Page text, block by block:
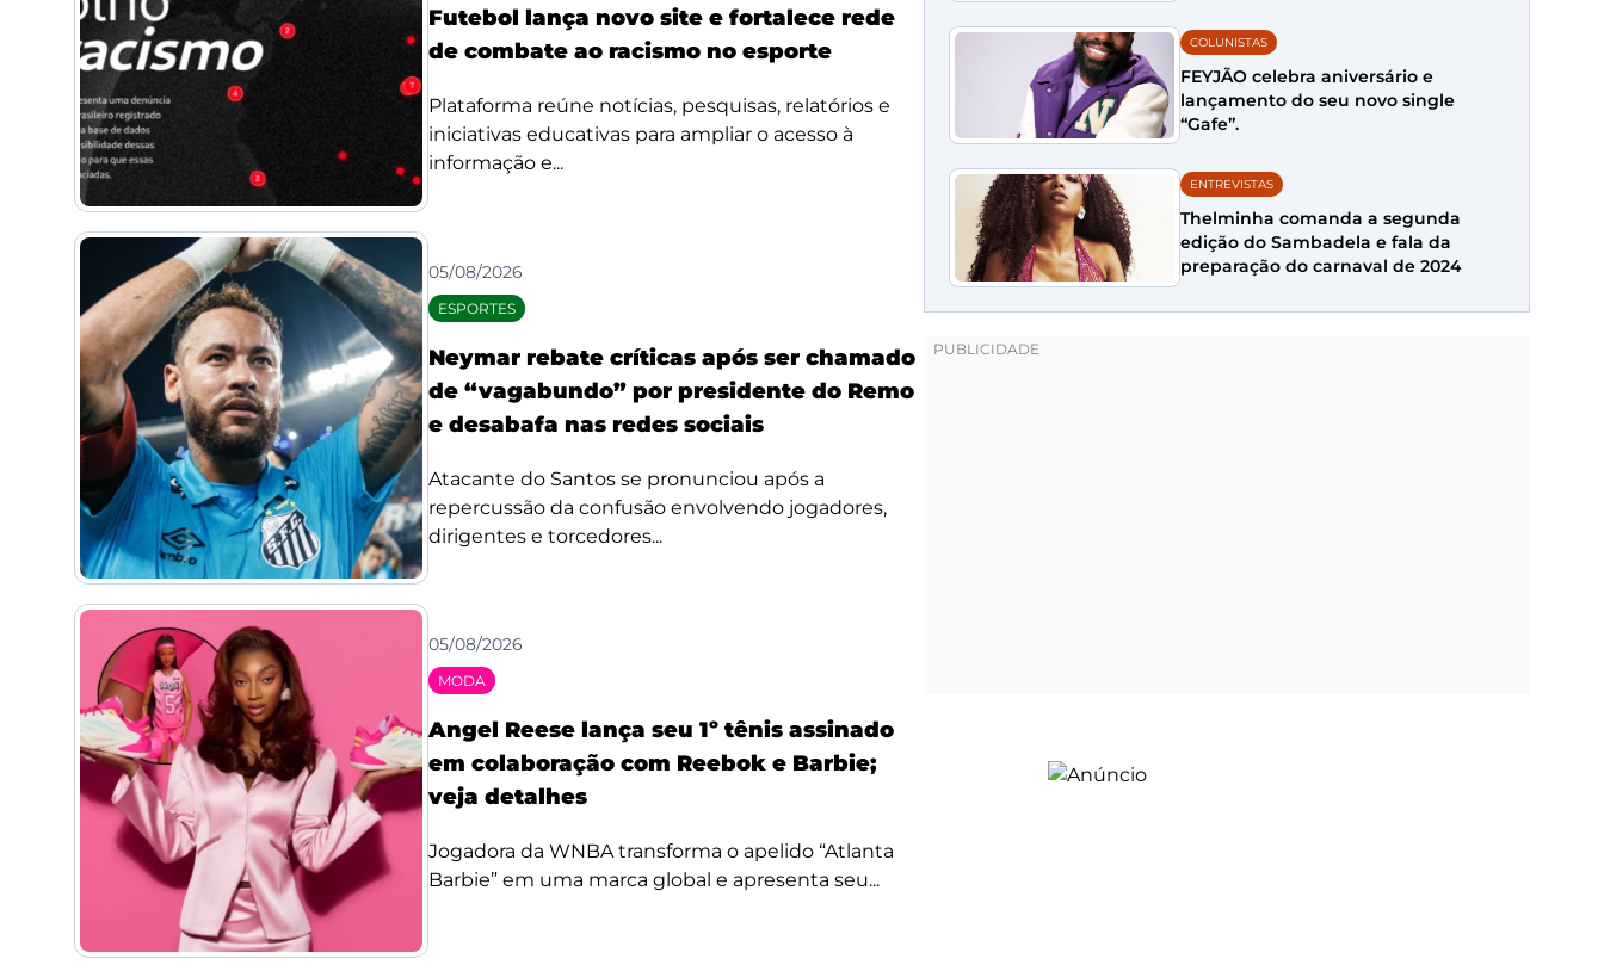
Futebol lança novo site e fortalece rede
de combate ao racismo no esporte
Plataforma reúne notícias, pesquisas, relatórios e
iniciativas educativas para ampliar o acesso à
informação e...
05/08/2026
ESPORTES
Neymar rebate críticas após ser chamado
de “vagabundo” por presidente do Remo
e desabafa nas redes sociais
Atacante do Santos se pronunciou após a
repercussão da confusão envolvendo jogadores,
dirigentes e torcedores...
05/08/2026
MODA
Angel Reese lança seu 1º tênis assinado
em colaboração com Reebok e Barbie;
veja detalhes
Jogadora da WNBA transforma o apelido “Atlanta
Barbie” em uma marca global e apresenta seu...
COLUNISTAS
FEYJÃO celebra aniversário e
lançamento do seu novo single
“Gafe”.
ENTREVISTAS
Thelminha comanda a segunda
edição do Sambadela e fala da
preparação do carnaval de 2024